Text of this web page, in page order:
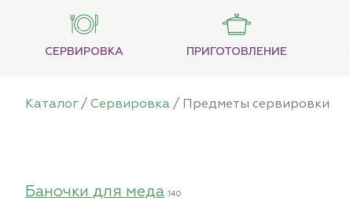
СЕРВИРОВКА ПРИГОТОВЛЕНИЕ
Каталог/ Сервировка / Предметы сервировки
Баночки для меда 140